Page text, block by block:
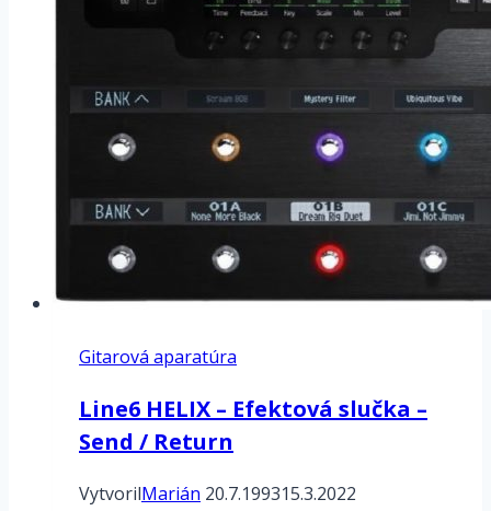
Gitarová aparatúra
Line6 HELIX – Efektová slučka –
Send / Return
VytvorilMarián 20.7.199315.3.2022